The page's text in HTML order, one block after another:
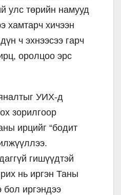
улс төрийн намууд
хамтарч хичээн
ч эхнээсээ гарч
оролцоо эрс
УИХ-д
зорилгоор
ирцийг “бодит
гишүүдтэй
нь иргэн Таны
иргэндээ